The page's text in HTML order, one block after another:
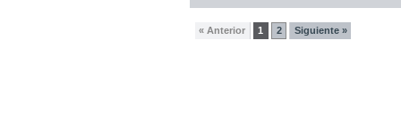
« Anterior 1 2 Siguiente »